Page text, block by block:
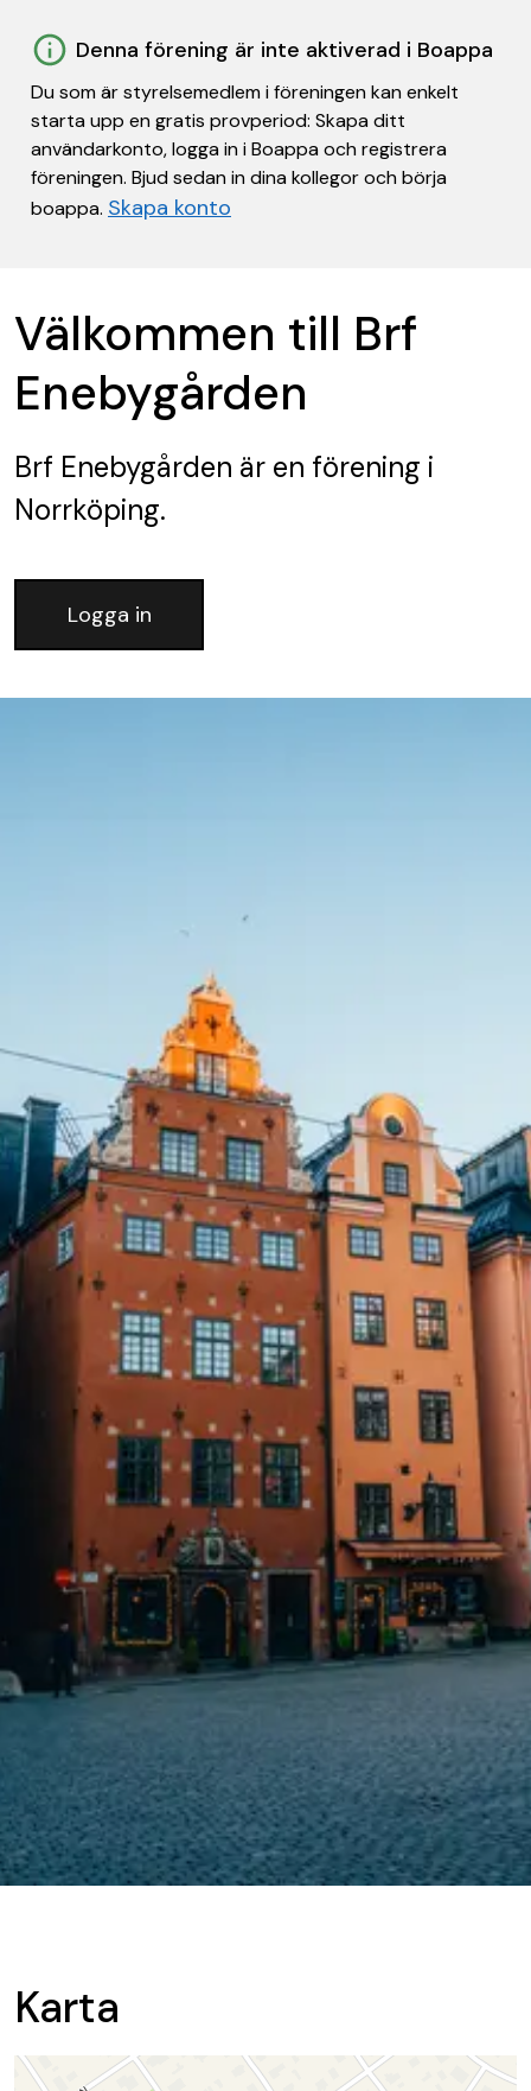
Denna förening är inte aktiverad i Boappa
Du som är styrelsemedlem i föreningen kan enkelt
starta upp en gratis provperiod: Skapa ditt
användarkonto, logga in i Boappa och registrera
föreningen. Bjud sedan in dina kollegor och börja
boappa. Skapa konto
Välkommen till Brf
Enebygården
Brf Enebygården är en förening i
Norrköping.
Logga in
Karta